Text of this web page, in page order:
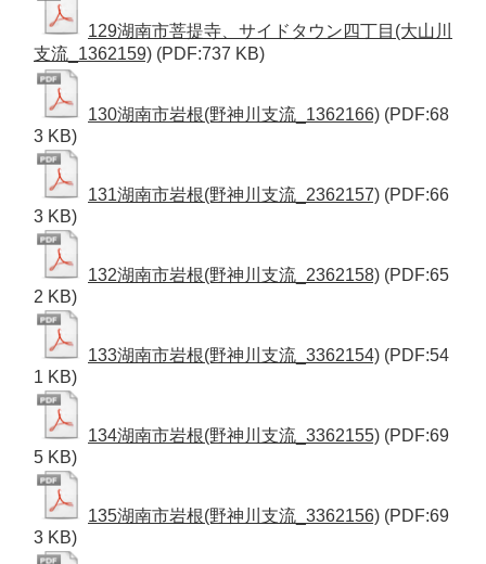
129湖南市菩提寺、サイドタウン四丁目(大山川
支流_1362159) (PDF:737 KB)
130湖南市岩根(野神川支流_1362166) (PDF:68
3 KB)
131湖南市岩根(野神川支流_2362157) (PDF:66
3 KB)
132湖南市岩根(野神川支流_2362158) (PDF:65
2 KB)
133湖南市岩根(野神川支流_3362154) (PDF:54
1 KB)
134湖南市岩根(野神川支流_3362155) (PDF:69
5 KB)
135湖南市岩根(野神川支流_3362156) (PDF:69
3 KB)